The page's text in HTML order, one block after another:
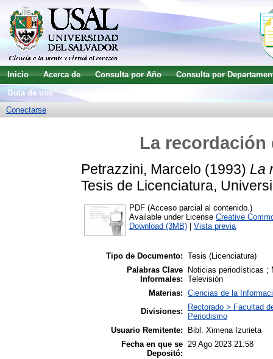
Inicio Acerca de Consulta por Año
Consulta por
Guía de uso
Conectarse
La
Petrazzini, Marcelo (1993) La
Tesis de Licenciatura,
PDF (Acceso parcial al contenido.)
Available under License Creative
Download (3MB)
Vista previa
Tipo de Documento: Tesis (Licenciatura)
Palabras Clave
Informales:
Noticias periodísticas ;
Televisión
Materias: Ciencias de la
Divisiones:
Rectorado > Facultad
Periodismo
Usuario Remitente:
Bibl. Ximena Izurieta
Fecha en que se
Depositó:
29 Ago 2023 21:58